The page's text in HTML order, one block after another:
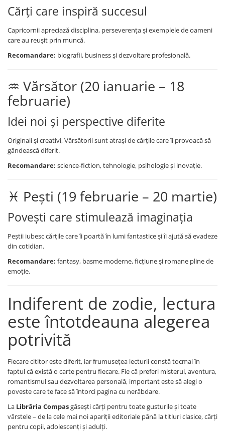
Gramatică și vocabulare
Papetărie și articole din hârtie
Planificare și agende
Agende datate
Agende pentru copii
Registre și plannere
Notes și cuburi memo
Notes
Cuburi din hârtie
Note adezive
Tipizate și registre
Etichete adezive
Felicitări
Birotică și accesorii birou
Organizare și arhivare
Dosare
Clipboarduri
Plicuri
Folii de protecție
Suporturi și tăvițe documente
Alonje și separatoare bibliorafturi
Instrumente și accesorii birou
Capse și agrafe
Clipsuri și pioneze
Elastice și buretiere
Perforatoare
Capsatoare și decapsatoare
Cărți care inspiră succesul
Capricornii apreciază disciplina, perseverența și exemplele de oameni
care au reușit prin muncă.
Recomandare: biografii, business și dezvoltare profesională.
♒ Vărsător (20 ianuarie – 18
februarie)
Idei noi și perspective diferite
Originali și creativi, Vărsătorii sunt atrași de cărțile care îi provoacă să
gândească diferit.
Recomandare: science-fiction, tehnologie, psihologie și inovație.
♓ Pești (19 februarie – 20 martie)
Povești care stimulează imaginația
Peștii iubesc cărțile care îi poartă în lumi fantastice și îi ajută să evadeze
din cotidian.
Recomandare: fantasy, basme moderne, ficțiune și romane pline de
emoție.
Indiferent de zodie, lectura
este întotdeauna alegerea
potrivită
Fiecare cititor este diferit, iar frumusețea lecturii constă tocmai în
faptul că există o carte pentru fiecare. Fie că preferi misterul, aventura,
romantismul sau dezvoltarea personală, important este să alegi o
poveste care te face să întorci pagina cu nerăbdare.
La Librăria Compasgăsești cărți pentru toate gusturile și toate
vârstele – de la cele mai noi apariții editoriale până la titluri clasice, cărți
pentru copii, adolescenți și adulți.